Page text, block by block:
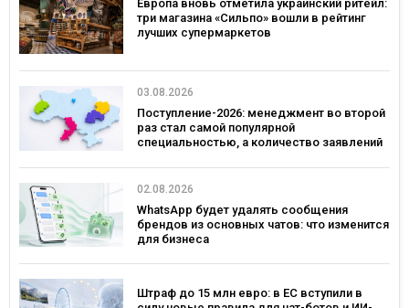
Европа вновь отметила украинский ритейл:
три магазина «Сильпо» вошли в рейтинг
лучших супермаркетов
03.08.2026
Поступление-2026: менеджмент во второй
раз стал самой популярной
специальностью, а количество заявлений
02.08.2026
WhatsApp будет удалять сообщения
брендов из основных чатов: что изменится
для бизнеса
Штраф до 15 млн евро: в ЕС вступили в